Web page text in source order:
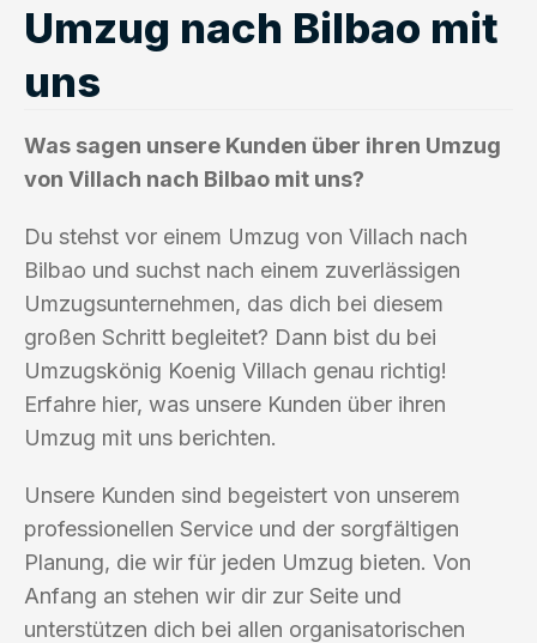
Umzug nach Bilbao mit
uns
Was sagen unsere Kunden über ihren Umzug
von Villach nach Bilbao mit uns?
Du stehst vor einem Umzug von Villach nach
Bilbao und suchst nach einem zuverlässigen
Umzugsunternehmen, das dich bei diesem
großen Schritt begleitet? Dann bist du bei
Umzugskönig Koenig Villach genau richtig!
Erfahre hier, was unsere Kunden über ihren
Umzug mit uns berichten.
Unsere Kunden sind begeistert von unserem
professionellen Service und der sorgfältigen
Planung, die wir für jeden Umzug bieten. Von
Anfang an stehen wir dir zur Seite und
unterstützen dich bei allen organisatorischen